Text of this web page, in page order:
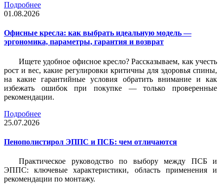
Подробнее
01.08.2026
Офисные кресла: как выбрать идеальную модель —
эргономика, параметры, гарантия и возврат
Ищете удобное офисное кресло? Рассказываем, как учесть
рост и вес, какие регулировки критичны для здоровья спины,
на какие гарантийные условия обратить внимание и как
избежать ошибок при покупке — только проверенные
рекомендации.
Подробнее
25.07.2026
Пенополистирол ЭППС и ПСБ: чем отличаются
Практическое руководство по выбору между ПСБ и
ЭППС: ключевые характеристики, область применения и
рекомендации по монтажу.